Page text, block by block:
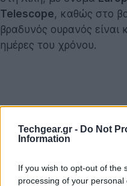
Techgear.gr - Do Not
Information
If you wish to opt-out of the
processing of your
Telescope, καθώς στο
βραδυνός ουρανός είναι
ημέρες του χρόνου.